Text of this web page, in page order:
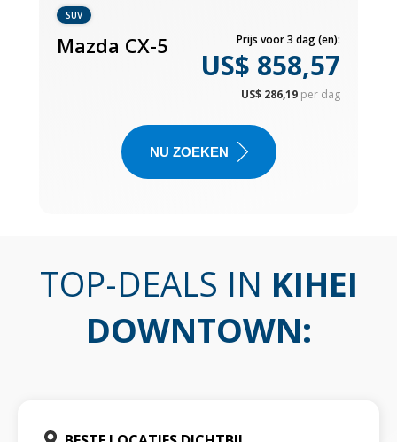
SUV
Mazda CX-5 Prijs voor 3 dag (en):
US$ 858,57
US$ 286,19 per dag
NU ZOEKEN
TOP-DEALS IN KIHEI
DOWNTOWN: